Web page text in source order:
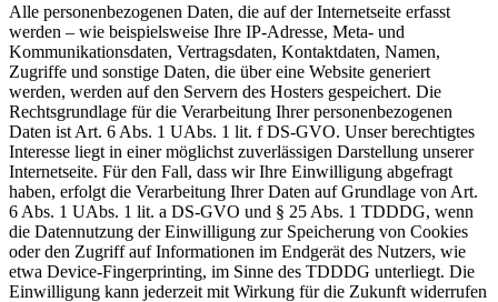
Alle personenbezogenen Daten, die auf der Internetseite erfasst
werden – wie beispielsweise Ihre IP-Adresse, Meta- und
Kommunikationsdaten, Vertragsdaten, Kontaktdaten, Namen,
Zugriffe und sonstige Daten, die über eine Website generiert
werden, werden auf den Servern des Hosters gespeichert. Die
Rechtsgrundlage für die Verarbeitung Ihrer personenbezogenen
Daten ist Art. 6 Abs. 1 UAbs. 1 lit. f DS-GVO. Unser berechtigtes
Interesse liegt in einer möglichst zuverlässigen Darstellung unserer
Internetseite. Für den Fall, dass wir Ihre Einwilligung abgefragt
haben, erfolgt die Verarbeitung Ihrer Daten auf Grundlage von Art.
6 Abs. 1 UAbs. 1 lit. a DS-GVO und § 25 Abs. 1 TDDDG, wenn
die Datennutzung der Einwilligung zur Speicherung von Cookies
oder den Zugriff auf Informationen im Endgerät des Nutzers, wie
etwa Device-Fingerprinting, im Sinne des TDDDG unterliegt. Die
Einwilligung kann jederzeit mit Wirkung für die Zukunft widerrufen